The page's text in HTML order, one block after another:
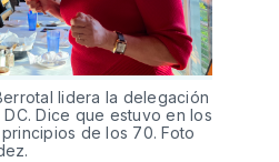
lidera la delegación
Dice que estuvo en los
de los 70. Foto